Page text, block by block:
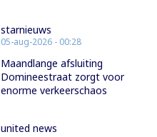
starnieuws
05-aug-2026 - 00:28
Maandlange afsluiting
Domineestraat zorgt voor
enorme verkeerschaos
united news